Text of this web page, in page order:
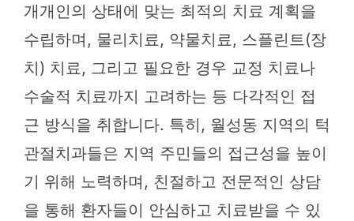
개개인의 상태에 맞는 최적의 치료 계획을
수립하며, 물리치료, 약물치료, 스플린트(장
치) 치료, 그리고 필요한 경우 교정 치료나
수술적 치료까지 고려하는 등 다각적인 접
근 방식을 취합니다. 특히, 월성동 지역의 턱
관절치과들은 지역 주민들의 접근성을 높이
기 위해 노력하며, 친절하고 전문적인 상담
을 통해 환자들이 안심하고 치료받을 수 있